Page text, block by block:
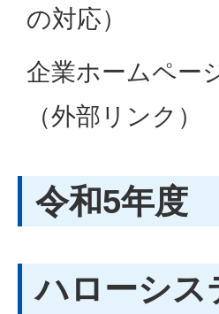
の対応）
企業ホームペー
（外部リンク）
令和5年度
ハローシス